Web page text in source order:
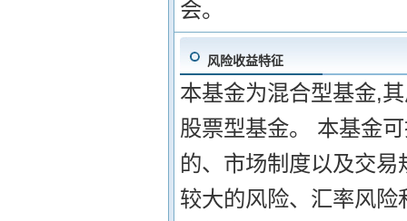
会。
风险收益特征
本基金为混合型基金,
股票型基金。 本基金
的、市场制度以及交
较大的风险、汇率风